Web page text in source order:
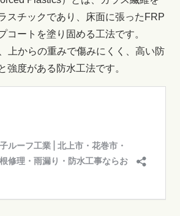
スチックであり、床面に張ったFRP
コートを塗り固める工法です。
上からの重みで傷みにくく、高い防
強度がある防水工法です。